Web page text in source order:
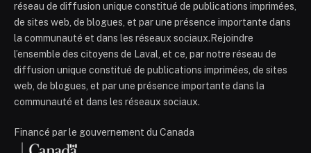
réseau de diffusion unique constitué de publications imprimées,
de sites web, de blogues, et par une présence importante dans
la communauté et dans les réseaux sociaux.Rejoindre
l’ensemble des citoyens de Laval, et ce, par notre réseau de
diffusion unique constitué de publications imprimées, de sites
web, de blogues, et par une présence importante dans la
communauté et dans les réseaux sociaux.
Financé par le gouvernement du Canada